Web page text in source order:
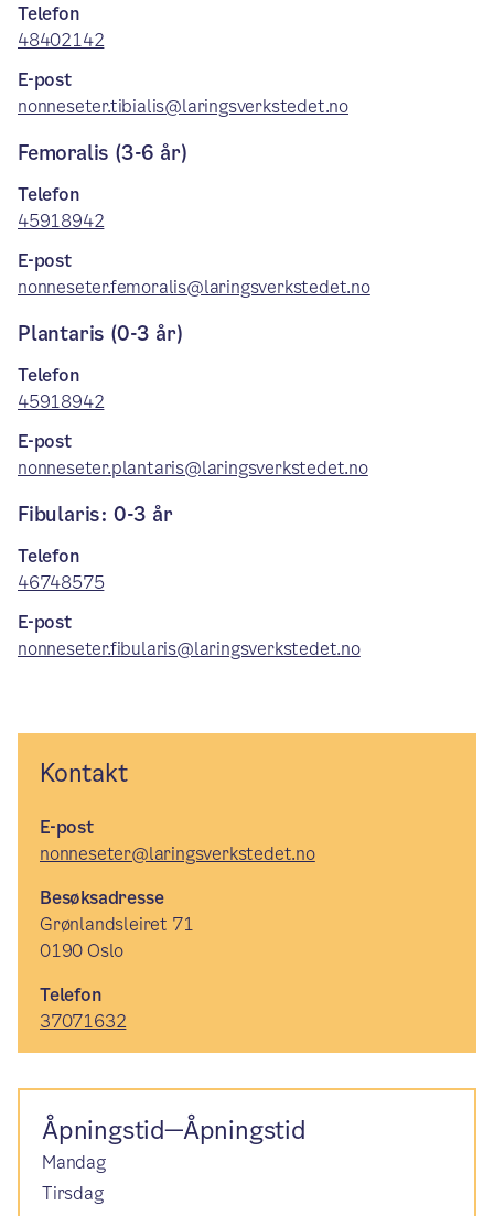
Telefon
48402142
E-post
nonneseter.tibialis@laringsverkstedet.no
Femoralis (3-6 år)
Telefon
45918942
E-post
nonneseter.femoralis@laringsverkstedet.no
Plantaris (0-3 år)
Telefon
45918942
E-post
nonneseter.plantaris@laringsverkstedet.no
Fibularis: 0-3 år
Telefon
46748575
E-post
nonneseter.fibularis@laringsverkstedet.no
Kontakt
E-post
nonneseter@laringsverkstedet.no
Besøksadresse
Grønlandsleiret 71
0190 Oslo
Telefon
37071632
Åpningstid—Åpningstid
Mandag
Tirsdag